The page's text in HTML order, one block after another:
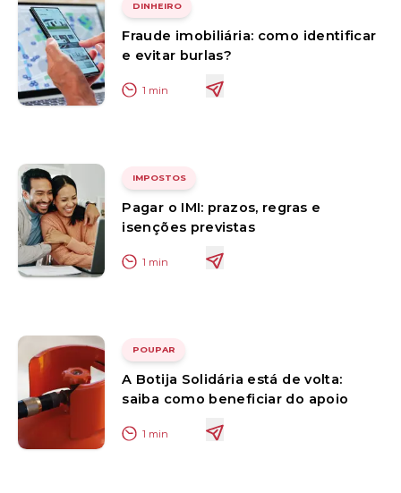
DINHEIRO
Fraude imobiliária: como identificar
e evitar burlas?
1 min
IMPOSTOS
Pagar o IMI: prazos, regras e
isenções previstas
1 min
POUPAR
A Botija Solidária está de volta:
saiba como beneficiar do apoio
1 min